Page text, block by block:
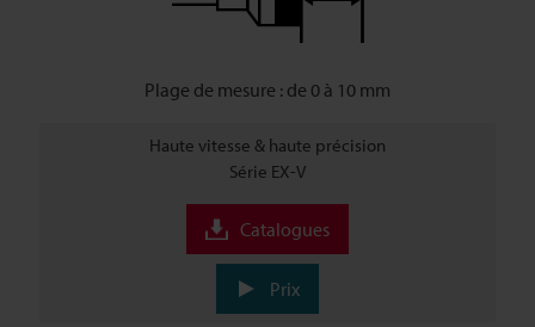
Plage de mesure : de 0 à 10 mm
Haute vitesse & haute précision
Série EX-V
Catalogues
Prix